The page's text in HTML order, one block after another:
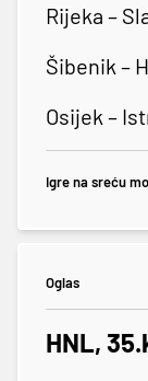
Rijeka –
Šibenik –
Osijek –
Igre na sreću
Oglas
HNL,